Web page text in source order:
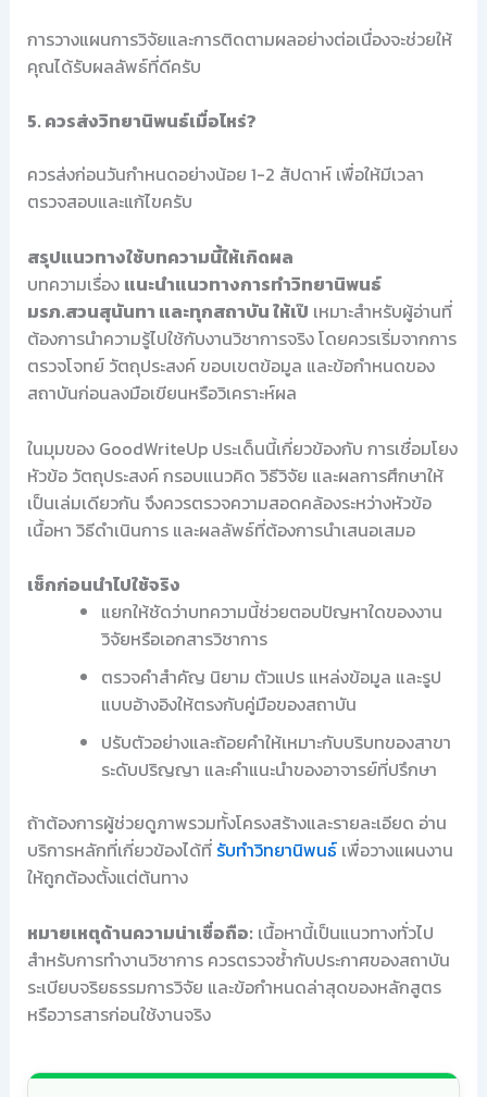
การวางแผนการวิจัยและการติดตามผลอย่างต่อเนื่องจะช่วยให้
คุณได้รับผลลัพธ์ที่ดีครับ
5. ควรส่งวิทยานิพนธ์เมื่อไหร่?
ควรส่งก่อนวันกำหนดอย่างน้อย 1-2 สัปดาห์ เพื่อให้มีเวลา
ตรวจสอบและแก้ไขครับ
สรุปแนวทางใช้บทความนี้ให้เกิดผล
บทความเรื่อง แนะนำแนวทางการทำวิทยานิพนธ์
มรภ.สวนสุนันทา และทุกสถาบัน ให้เป๊ เหมาะสำหรับผู้อ่านที่
ต้องการนำความรู้ไปใช้กับงานวิชาการจริง โดยควรเริ่มจากการ
ตรวจโจทย์ วัตถุประสงค์ ขอบเขตข้อมูล และข้อกำหนดของ
สถาบันก่อนลงมือเขียนหรือวิเคราะห์ผล
ในมุมของ GoodWriteUp ประเด็นนี้เกี่ยวข้องกับ การเชื่อมโยง
หัวข้อ วัตถุประสงค์ กรอบแนวคิด วิธีวิจัย และผลการศึกษาให้
เป็นเล่มเดียวกัน จึงควรตรวจความสอดคล้องระหว่างหัวข้อ
เนื้อหา วิธีดำเนินการ และผลลัพธ์ที่ต้องการนำเสนอเสมอ
เช็กก่อนนำไปใช้จริง
แยกให้ชัดว่าบทความนี้ช่วยตอบปัญหาใดของงาน
วิจัยหรือเอกสารวิชาการ
ตรวจคำสำคัญ นิยาม ตัวแปร แหล่งข้อมูล และรูป
แบบอ้างอิงให้ตรงกับคู่มือของสถาบัน
ปรับตัวอย่างและถ้อยคำให้เหมาะกับบริบทของสาขา
ระดับปริญญา และคำแนะนำของอาจารย์ที่ปรึกษา
ถ้าต้องการผู้ช่วยดูภาพรวมทั้งโครงสร้างและรายละเอียด อ่าน
บริการหลักที่เกี่ยวข้องได้ที่ รับทำวิทยานิพนธ์เพื่อวางแผนงาน
ให้ถูกต้องตั้งแต่ต้นทาง
หมายเหตุด้านความน่าเชื่อถือ: เนื้อหานี้เป็นแนวทางทั่วไป
สำหรับการทำงานวิชาการ ควรตรวจซ้ำกับประกาศของสถาบัน
ระเบียบจริยธรรมการวิจัย และข้อกำหนดล่าสุดของหลักสูตร
หรือวารสารก่อนใช้งานจริง